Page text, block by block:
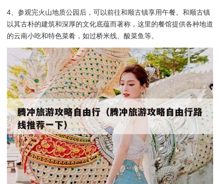
4、参观完火山地质公园后，可以前往和顺古镇享用午餐。和顺古镇
以其古朴的建筑和深厚的文化底蕴而著称，这里的餐馆提供各种地道
的云南小吃和特色菜肴，如过桥米线、酸菜鱼等。